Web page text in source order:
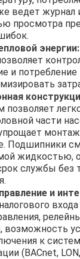
ведет журнал
просмотра
энергии:
и потребление
позволяет
части
Подшипники
жидкостью,
службы без
и
возможность
к
(BACnet,